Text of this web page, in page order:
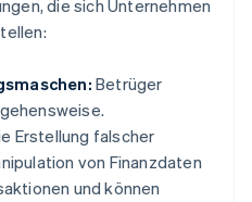
die sich Unternehmen
Betrüger
Erstellung falscher
von Finanzdaten
und können